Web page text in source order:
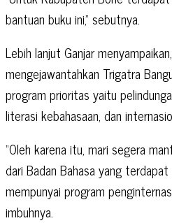
bantuan buku ini,” sebutnya.
Lebih lanjut Ganjar
mengejawantahkan Trigatra
program prioritas yaitu
literasi kebahasaan, dan
“Oleh karena itu, mari segera
dari Badan Bahasa yang
mempunyai program
imbuhnya.